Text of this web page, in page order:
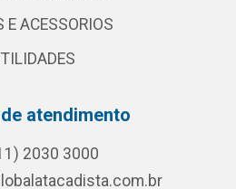
E ACESSORIOS
atendimento
2030 3000